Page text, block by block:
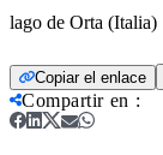
lago de Orta (Italia)
Copiar el enlace
Compartir en :